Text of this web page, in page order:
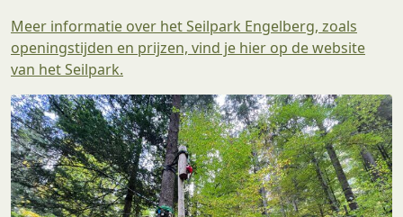
Meer informatie over het Seilpark Engelberg, zoals
openingstijden en prijzen, vind je hier op de website
van het Seilpark.